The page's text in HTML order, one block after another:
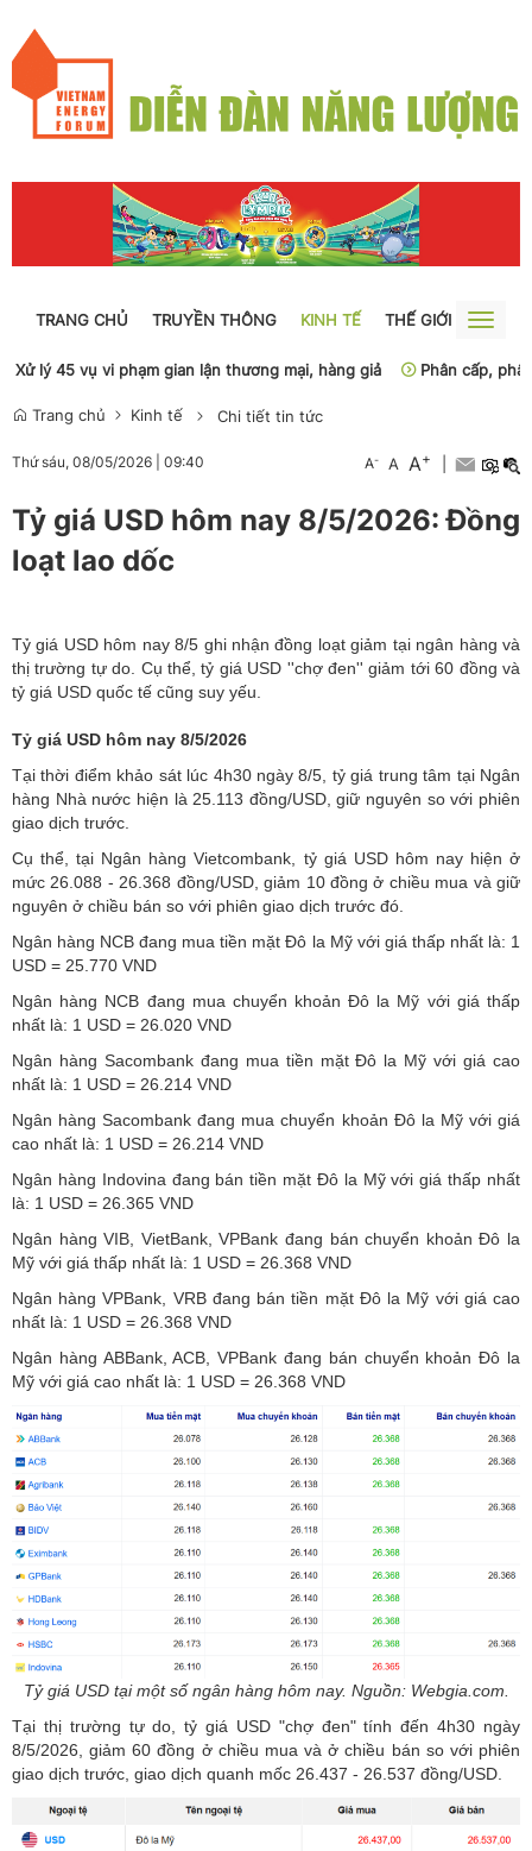
TRANG CHỦ TRUYỀN THÔNG KINH TẾ THẾ GIỚI
Toggle
lý 45 vụ vi phạm gian lận thương mại, hàng giả
Phân cấp, phân
Trang chủ Kinh tế Chi tiết tin tức
Thứ sáu, 08/05/2026 09:40 A- A A+
Tỷ giá USD hôm nay 8/5/2026: Đồng
loạt lao dốc
Tỷ giá USD hôm nay 8/5 ghi nhận đồng loạt giảm tại ngân hàng và
thị trường tự do. Cụ thể, tỷ giá USD ''chợ đen'' giảm tới 60 đồng và
tỷ giá USD quốc tế cũng suy yếu.
Tỷ giá USD hôm nay 8/5/2026
Tại thời điểm khảo sát lúc 4h30 ngày 8/5, tỷ giá trung tâm tại Ngân
hàng Nhà nước hiện là 25.113 đồng/USD, giữ nguyên so với phiên
giao dịch trước.
Cụ thể, tại Ngân hàng Vietcombank, tỷ giá USD hôm nayhiện ở
mức 26.088 - 26.368 đồng/USD, giảm 10 đồng ở chiều mua và giữ
nguyên ở chiều bán so với phiên giao dịch trước đó.
Ngân hàng NCB đang mua tiền mặt Đô la Mỹ với giá thấp nhất là: 1
USD = 25.770 VND
Ngân hàng NCB đang mua chuyển khoản Đô la Mỹ với giá thấp
nhất là: 1 USD = 26.020 VND
Ngân hàng Sacombank đang mua tiền mặt Đô la Mỹ với giá cao
nhất là: 1 USD = 26.214 VND
Ngân hàng Sacombank đang mua chuyển khoản Đô la Mỹ với giá
cao nhất là: 1 USD = 26.214 VND
Ngân hàng Indovina đang bán tiền mặt Đô la Mỹ với giá thấp nhất
là: 1 USD = 26.365 VND
Ngân hàng VIB, VietBank, VPBank đang bán chuyển khoản Đô la
Mỹ với giá thấp nhất là: 1 USD = 26.368 VND
Ngân hàng VPBank, VRB đang bán tiền mặt Đô la Mỹ với giá cao
nhất là: 1 USD = 26.368 VND
Ngân hàng ABBank, ACB, VPBank đang bán chuyển khoản Đô la
Mỹ với giá cao nhất là: 1 USD = 26.368 VND
Tỷ giá USD tại một số ngân hàng hôm nay. Nguồn: Webgia.com.
Tại thị trường tự do,tỷ giá USD "chợ đen"tính đến 4h30 ngày
8/5/2026, giảm 60 đồng ở chiều mua và ở chiều bán so với phiên
giao dịch trước, giao dịch quanh mốc 26.437 - 26.537 đồng/USD.